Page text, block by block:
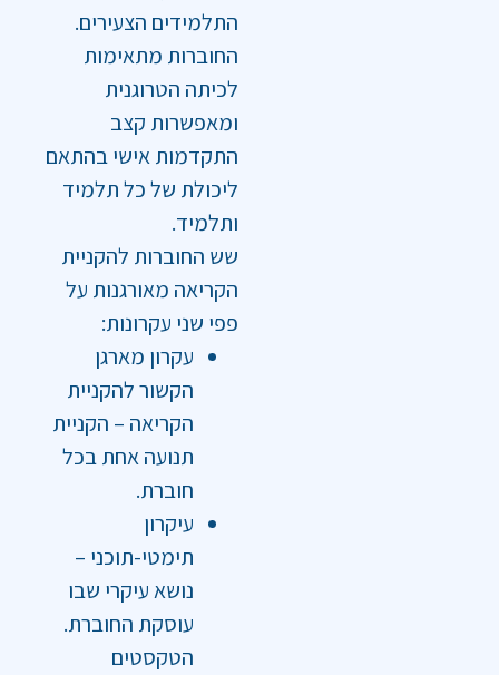
התלמידים הצעירים.
החוברות מתאימות
לכיתה הטרוגנית
ומאפשרות קצב
התקדמות אישי בהתאם
ליכולת של כל תלמיד
ותלמיד.
שש החוברות להקניית
הקריאה מאורגנות על
פפי שני עקרונות:
עקרון מארגן
הקשור להקניית
הקריאה – הקניית
תנועה אחת בכל
חוברת.
עיקרון
תימטי-תוכני –
נושא עיקרי שבו
עוסקת החוברת.
הטקסטים